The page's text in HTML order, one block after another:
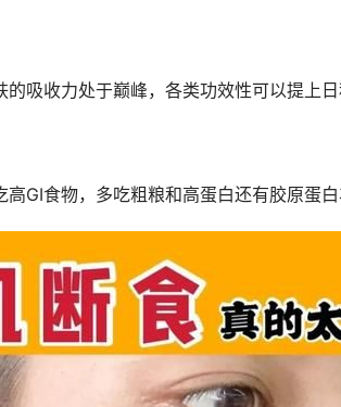
的吸收力处于巅峰，各类功效性可以提上
GI食物，多吃粗粮和高蛋白还有胶原蛋